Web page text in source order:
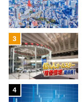
3
4